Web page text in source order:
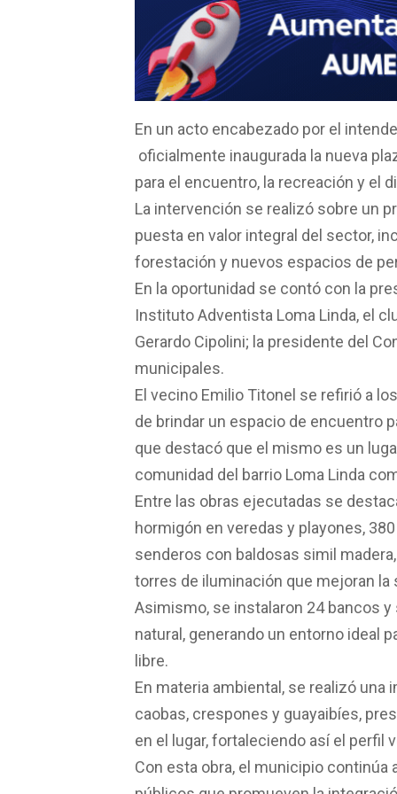
ce
b
o
o
k
at
s
A
p
p
tt
er
ail m
p
ar
tir
En un acto encabezado por el
oficialmente inaugurada la nueva
para el encuentro, la recreación y el
La intervención se realizó sobre un
puesta en valor integral del sector,
forestación y nuevos espacios de
En la oportunidad se contó con la
Instituto Adventista Loma Linda, el
Gerardo Cipolini; la presidente del
municipales.
El vecino Emilio Titonel se refirió a
de brindar un espacio de encuentro
que destacó que el mismo es un
comunidad del barrio Loma Linda
Entre las obras ejecutadas se
hormigón en veredas y playones,
senderos con baldosas simil
torres de iluminación que mejoran
Asimismo, se instalaron 24 bancos
natural, generando un entorno ideal
libre.
En materia ambiental, se realizó
caobas, crespones y guayaibíes,
en el lugar, fortaleciendo así el perfil
Con esta obra, el municipio